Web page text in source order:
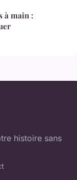
à main :
histoire sans